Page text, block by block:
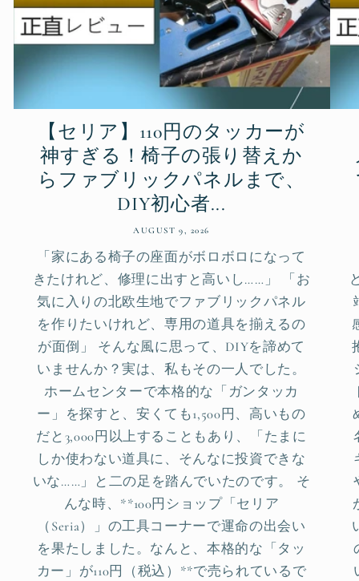
【セリア】110円のタッカーが
神すぎる！椅子の張り替えか
らファブリックパネルまで、
DIY初心者...
AUGUST 9, 2026
「家にある椅子の座面がボロボロになって
きたけれど、修理に出すと高いし……」 「お
気に入りの北欧生地でファブリックパネル
を作りたいけれど、専用の道具を揃えるの
が面倒」 そんな風に思って、DIYを諦めて
いませんか？実は、私もその一人でした。
ホームセンターで本格的な「ガンタッカ
ー」を探すと、安くても1,500円、高いもの
だと3,000円以上することもあり、「たまに
しか使わない道具に、そんなに投資できな
いな……」と二の足を踏んでいたのです。 そ
んな時、**100円ショップ「セリア
（Seria）」の工具コーナーで運命の出会い
を果たしました。なんと、本格的な「タッ
カー」が110円（税込）**で売られているで